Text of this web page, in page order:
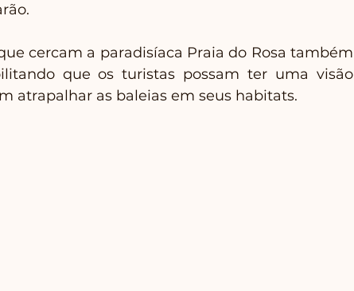
cercam a paradisíaca Praia do Rosa também
que os turistas possam ter uma visão
atrapalhar as baleias em seus habitats.